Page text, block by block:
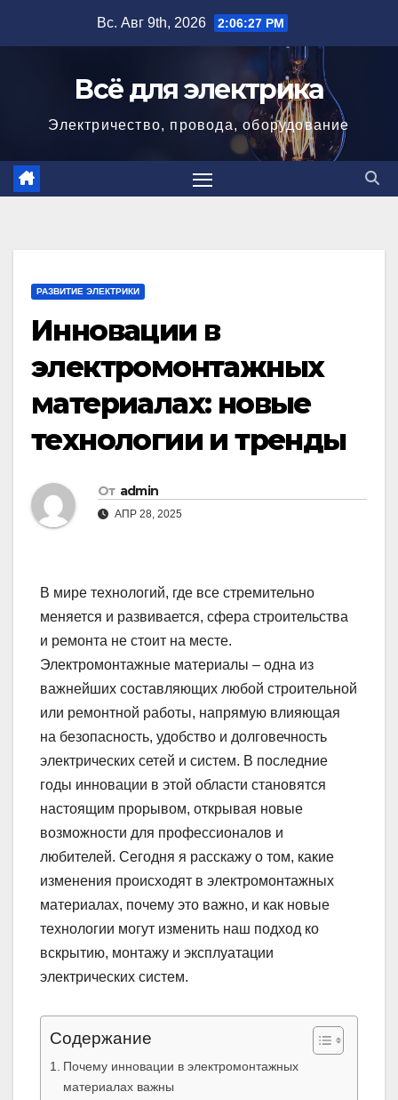
Вс. Авг 9th, 2026 2:06:28 PM
Всё для электрика
Электричество, провода, оборудование
РАЗВИТИЕ ЭЛЕКТРИКИ
Инновации в
электромонтажных
материалах: новые
технологии и тренды
От admin
АПР 28, 2025
В мире технологий, где все стремительно
меняется и развивается, сфера строительства
и ремонта не стоит на месте.
Электромонтажные материалы – одна из
важнейших составляющих любой строительной
или ремонтной работы, напрямую влияющая
на безопасность, удобство и долговечность
электрических сетей и систем. В последние
годы инновации в этой области становятся
настоящим прорывом, открывая новые
возможности для профессионалов и
любителей. Сегодня я расскажу о том, какие
изменения происходят в электромонтажных
материалах, почему это важно, и как новые
технологии могут изменить наш подход ко
вскрытию, монтажу и эксплуатации
электрических систем.
Содержание
Почему инновации в электромонтажных
материалах важны